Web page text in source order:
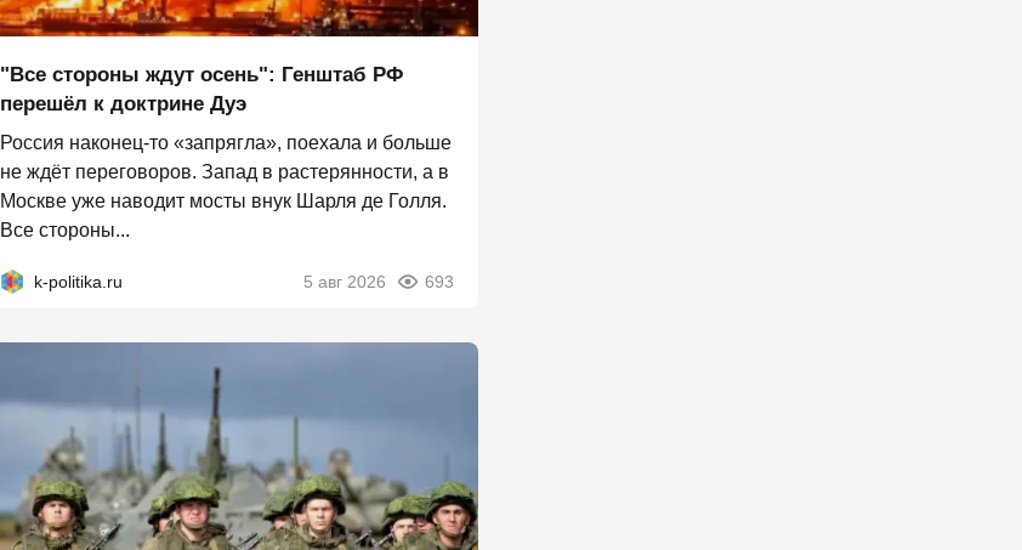
"Все стороны ждут осень": Генштаб РФ
перешёл к доктрине Дуэ
Россия наконец-то «запрягла», поехала и больше
не ждёт переговоров. Запад в растерянности, а в
Москве уже наводит мосты внук Шарля де Голля.
Все стороны...
k-politika.ru 5 авг 2026 693